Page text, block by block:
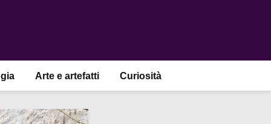
Arte e artefatti Curiosità